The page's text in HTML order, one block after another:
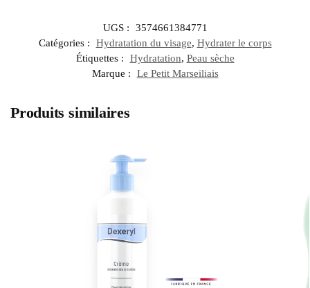
UGS :
3574661384771
Catégories :
Hydratation du visage, Hydrater le corps
Étiquettes :
Hydratation, Peau sèche
Marque :
Le Petit Marseiliais
Produits similaires